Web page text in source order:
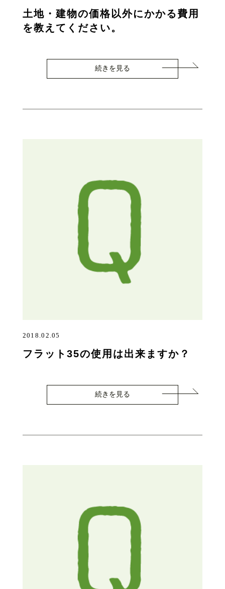
土地・建物の価格以外にかかる費用
を教えてください。
続きを見る
2018.02.05
フラット35の使用は出来ますか？
続きを見る